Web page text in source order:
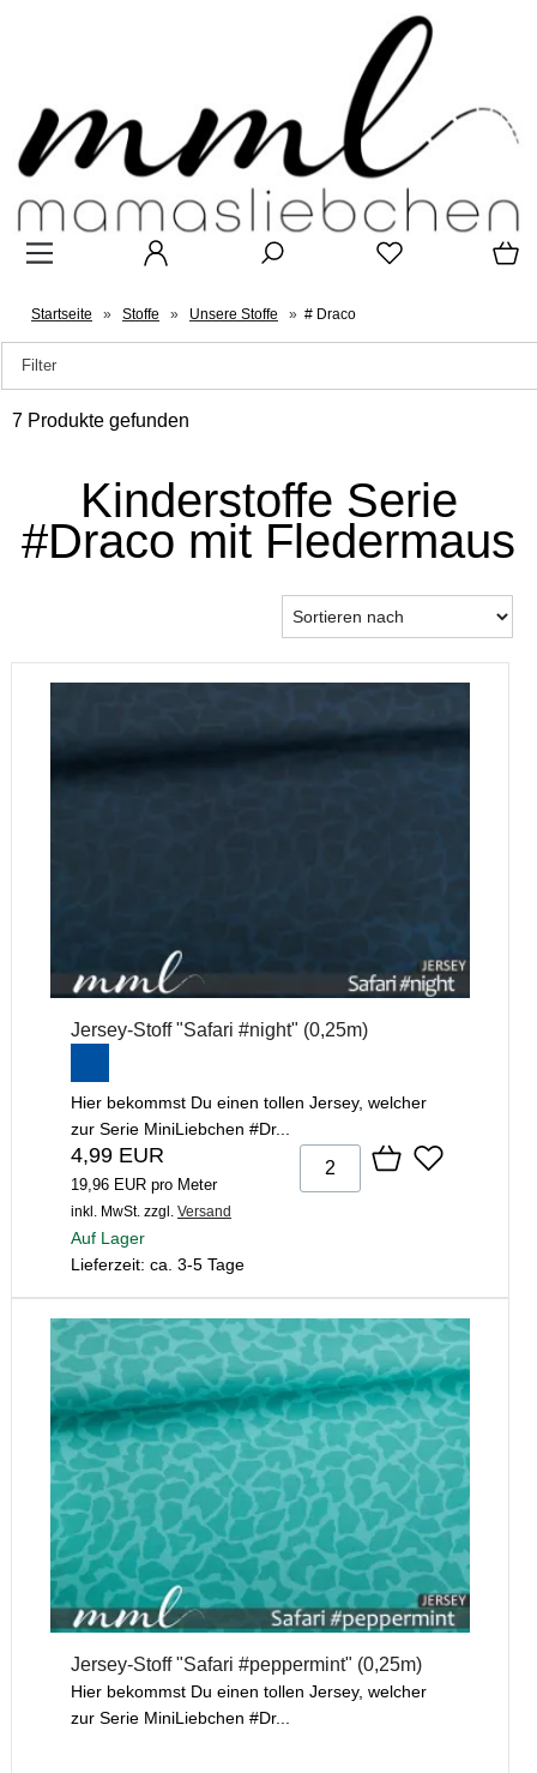
Startseite » Stoffe » Unsere Stoffe » # Draco
Filter
7 Produkte gefunden
Kinderstoffe Serie
#Draco mit Fledermaus
Jersey-Stoff "Safari #night" (0,25m)
Hier bekommst Du einen tollen Jersey, welcher
zur Serie MiniLiebchen #Dr...
4,99 EUR
19,96 EUR pro Meter
inkl. MwSt. zzgl. Versand
Auf Lager
Lieferzeit: ca. 3-5 Tage
Jersey-Stoff "Safari #peppermint" (0,25m)
Hier bekommst Du einen tollen Jersey, welcher
zur Serie MiniLiebchen #Dr...